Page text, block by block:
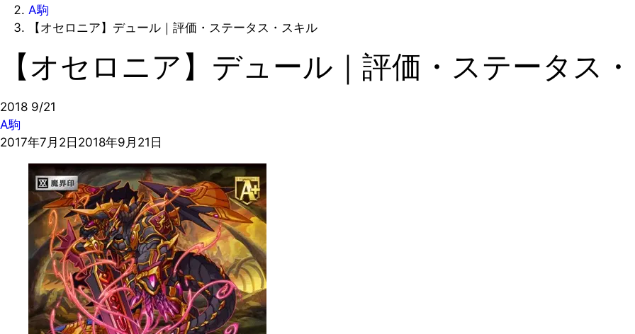
A駒
【オセロニア】デュール｜評価・ステータス・スキル
【オセロニア】デュール｜評価・ステータス
2018 9/21
A駒
2017年7月2日 2018年9月21日